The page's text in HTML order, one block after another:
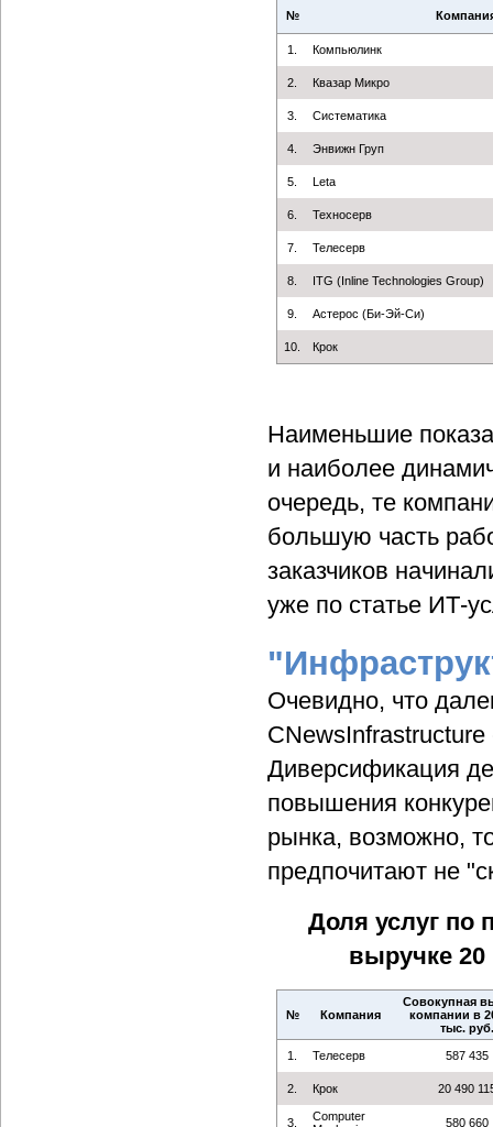
№
1. Компьюлинк
2. Квазар Микро
3. Систематика
4. Энвижн Груп
5. Leta
6. Техносерв
7. Телесерв
8. ITG (Inline Technologies Group)
9. Астерос (Би-Эй-Си)
10. Крок
Наименьшие
и наиболее
очередь, те
большую часть
заказчиков
уже по статье ИТ-
Очевидно, что
Диверсификация
повышения
рынка, возможно,
предпочитают не
Доля услуг по
выручке 20
№ Компания
Совокупная
компании в
тыс. руб.
1. Телесерв 587 435
2. Крок 20 490
3.
Computer
580 660